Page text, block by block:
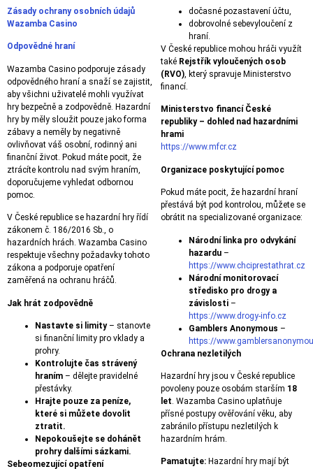
Zásady ochrany osobních údajů
Wazamba Casino
Odpovědné hraní
Wazamba Casino podporuje zásady
odpovědného hraní a snaží se zajistit,
aby všichni uživatelé mohli využívat
hry bezpečně a zodpovědně. Hazardní
hry by měly sloužit pouze jako forma
zábavy a neměly by negativně
ovlivňovat váš osobní, rodinný ani
finanční život. Pokud máte pocit, že
ztrácíte kontrolu nad svým hraním,
doporučujeme vyhledat odbornou
pomoc.
V České republice se hazardní hry řídí
zákonem č. 186/2016 Sb., o
hazardních hrách. Wazamba Casino
respektuje všechny požadavky tohoto
zákona a podporuje opatření
zaměřená na ochranu hráčů.
Jak hrát zodpovědně
Nastavte si limity– stanovte
si finanční limity pro vklady a
prohry.
Kontrolujte čas strávený
hraním – dělejte pravidelné
přestávky.
Hrajte pouze za peníze,
které si můžete dovolit
ztratit.
Nepokoušejte se dohánět
prohry dalšími sázkami.
Sebeomezující opatření
dočasné pozastavení účtu,
dobrovolné sebevyloučení z
hraní.
V České republice mohou hráči využít
také Rejstřík vyloučených osob
(RVO), který spravuje Ministerstvo
financí.
Ministerstvo financí České
republiky – dohled nad hazardními
hrami
https://www.mfcr.cz
Organizace poskytující pomoc
Pokud máte pocit, že hazardní hraní
přestává být pod kontrolou, můžete se
obrátit na specializované organizace:
Národní linka pro odvykání
hazardu –
https://www.chciprestathrat.cz
Národní monitorovací
středisko pro drogy a
závislosti –
https://www.drogy-info.cz
Gamblers Anonymous –
https://
Ochrana nezletilých
Hazardní hry jsou v České republice
povoleny pouze osobám starším 18
let. Wazamba Casino uplatňuje
přísné postupy ověřování věku, aby
zabránilo přístupu nezletilých k
hazardním hrám.
Pamatujte: Hazardní hry mají být